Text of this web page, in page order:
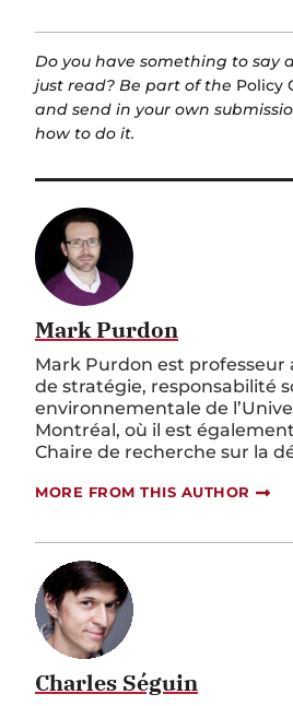
Do you have something to say
just read? Be part of the Policy
and send in your own
how to do it.
Mark Purdon
Mark Purdon est
de stratégie, responsabilité
environnementale de
Montréal, où il est
Chaire de recherche sur la
MORE FROM THIS AUTHOR
Charles Séguin